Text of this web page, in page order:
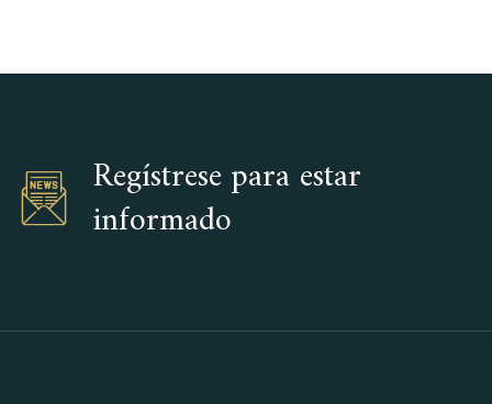
Regístrese para estar
informado